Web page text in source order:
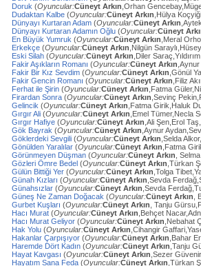
Doruk (Oyuncular:Cüneyt Arkın ,Orhan
Dudaktan Kalbe (Oyuncular:Cüneyt Arkın ,Hülya
Dünyayı Kurtaran Adam (Oyuncular:Cüneyt Arkın
Dünyayı Kurtaran Adamın Oğlu (Oyuncular:Cüneyt
En Büyük Yumruk (Oyuncular:Cüneyt Arkın ,Meral
Erkekçe (Oyuncular:Cüneyt Arkın ,Nilgün
Eski Silah (Oyuncular:Cüneyt Arkın ,Diler
Fakir Aşıkların Romanı (Oyuncular:Cüneyt Arkın
Fakir Bir Kız Sevdim (Oyuncular:Cüneyt Arkın ,Gönül
Fakir Gencin Romanı (Oyuncular:Cüneyt Arkın ,Filiz
Ferhat ile Şirin (Oyuncular:Cüneyt Arkın ,Fatma
Firardan Sonra (Oyuncular:Cüneyt Arkın ,Sevinç
Gelincik (Oyuncular:Cüneyt Arkın ,Fatma Girik,Haluk
Gırgır Ali (Oyuncular:Cüneyt Arkın ,Emel Tümer,Necla
Gırgır Hafiye (Oyuncular:Cüneyt Arkın ,Ali Şen,Erol
Gök Bayrak (Oyuncular:Cüneyt Arkın ,Aynur
Göklerdeki Sevgili (Oyuncular:Cüneyt Arkın ,Selda
Gönülden Yaralılar (Oyuncular:Cüneyt Arkın ,Fatma
Görünmeyen Düşman (Oyuncular:Cüneyt Arkın ,
Gözleri Ömre Bedel (Oyuncular:Cüneyt Arkın ,Türkan
Gülün Bittiği Yer (Oyuncular:Cüneyt Arkın ,Tolga
Günah Kızları (Oyuncular:Cüneyt Arkın ,Sevda
Günahsızlar (Oyuncular:Cüneyt Arkın ,Sevda
Güneş Ne Zaman Doğacak (Oyuncular:Cüneyt Arkın ,
Gurbet Kuşları (Oyuncular:Cüneyt Arkın , Tanju
Hacı Murat (Oyuncular:Cüneyt Arkın ,Behçet
Hacı Murat Geliyor (Oyuncular:Cüneyt Arkın ,Nebahat
Hak Yolu (Oyuncular:Cüneyt Arkın ,Cihangir
Hakanlar Çarpışıyor (Oyuncular:Cüneyt Arkın ,Bahar
Haremde Dört Kadın (Oyuncular:Cüneyt Arkın ,Tanju
Hayat Kavgası (Oyuncular:Cüneyt Arkın ,Sezer
Hayatım Sana Feda (Oyuncular:Cüneyt Arkın ,Türkan